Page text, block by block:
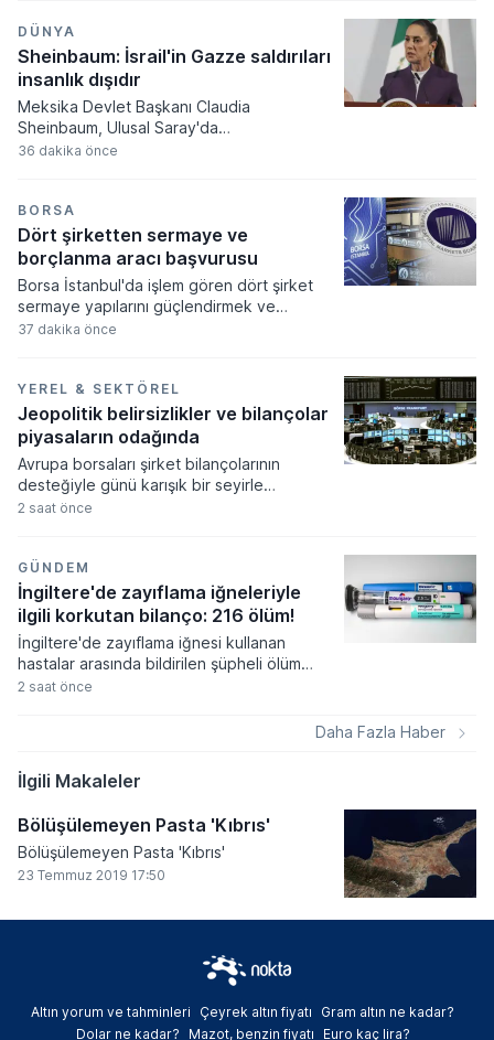
iletken kompleksine ilk etapta 16,8 milyar
dolar tutarında devasa bir sermaye aktarımı
gerçekleştirilecek.
DÜNYA
Sheinbaum: İsrail'in Gazze saldırıları
insanlık dışıdır
Meksika Devlet Başkanı Claudia
Sheinbaum, Ulusal Saray'da
gerçekleştirdiği basın toplantısında Gazze
nitelendirerek uluslararası toplumu
müdahale etmeye çağırdı. Meksika'nın
Filistin Devleti'ni tanıyan resmi tutumunu
yineleyen Sheinbaum, bölgedeki sivil
kayıpların durdurulması için ateşkes ve
uluslararası hukuka uyulması gerektiğini
vurguladı.
36 dakika önce
BORSA
Dört şirketten sermaye ve
borçlanma aracı başvurusu
Borsa İstanbul'da işlem gören dört şirket
sermaye yapılarını güçlendirmek ve
stratejik hedeflerine ulaşmak amacıyla
Platformu üzerinden yapılan açıklamalara
göre 5-6 Ağustos tarihlerinde gerçekleşen
bu başvurular sermaye artırımı, tavan
yükseltimi ve borçlanma aracı ihracı gibi
önemli finansal süreçleri kapsıyor.
37 dakika önce
YEREL & SEKTÖREL
Jeopolitik belirsizlikler ve bilançolar
piyasaların odağında
Avrupa borsaları şirket bilançolarının
desteğiyle günü karışık bir seyirle
tamamlarken, bölge genelinde ekonomik
Almanya'da imalat sanayi siparişleri
beklentilerin üzerinde artış gösterse de
euro bölgesindeki perakende satış verileri
tüketim harcamalarındaki zayıflığı ortaya
koydu.
2 saat önce
GÜNDEM
İngiltere'de zayıflama iğneleriyle
ilgili korkutan bilanço: 216 ölüm!
İngiltere'de zayıflama iğnesi kullanan
hastalar arasında bildirilen şüpheli ölüm
vakaları sağlık otoritelerini harekete
ilaçlarla ilişkilendirilen yan etki bildirimlerinin
komplikasyonlar konusunda kullanıcılara
yönelik uyarılarını sıkılaştırdı.
2 saat önce
Daha Fazla Haber
İlgili Makaleler
Bölüşülemeyen Pasta 'Kıbrıs'
Bölüşülemeyen Pasta 'Kıbrıs'
23 Temmuz 2019 17:50
Altın yorum ve tahminleri Çeyrek altın fiyatı
Gram altın ne kadar?
Dolar ne kadar?
Mazot, benzin fiyatı Euro kaç lira?